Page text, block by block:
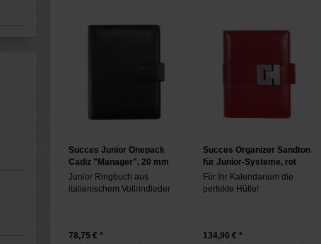
Succes Junior Onepack
Cadiz "Manager", 20 mm
Junior Ringbuch aus
italienischem Vollrindleder
78,75 € *
Succes Organizer Sandton
für Junior-Systeme, rot
Für Ihr Kalendarium die
perfekte Hülle!
134,90 € *